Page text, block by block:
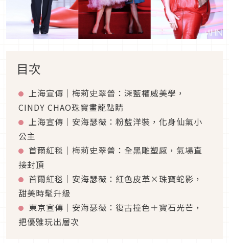
目次
上海宣傳｜梅莉史翠普：深藍權威美學，
CINDY CHAO珠寶畫龍點睛
上海宣傳｜安海瑟薇：粉藍洋裝，化身仙氣小
公主
首爾紅毯｜梅莉史翠普：全黑雕塑感，氣場直
接封頂
首爾紅毯｜安海瑟薇：紅色皮革×珠寶蛇影，
甜美時髦升級
東京宣傳｜安海瑟薇：復古撞色＋寶石光芒，
把優雅玩出層次